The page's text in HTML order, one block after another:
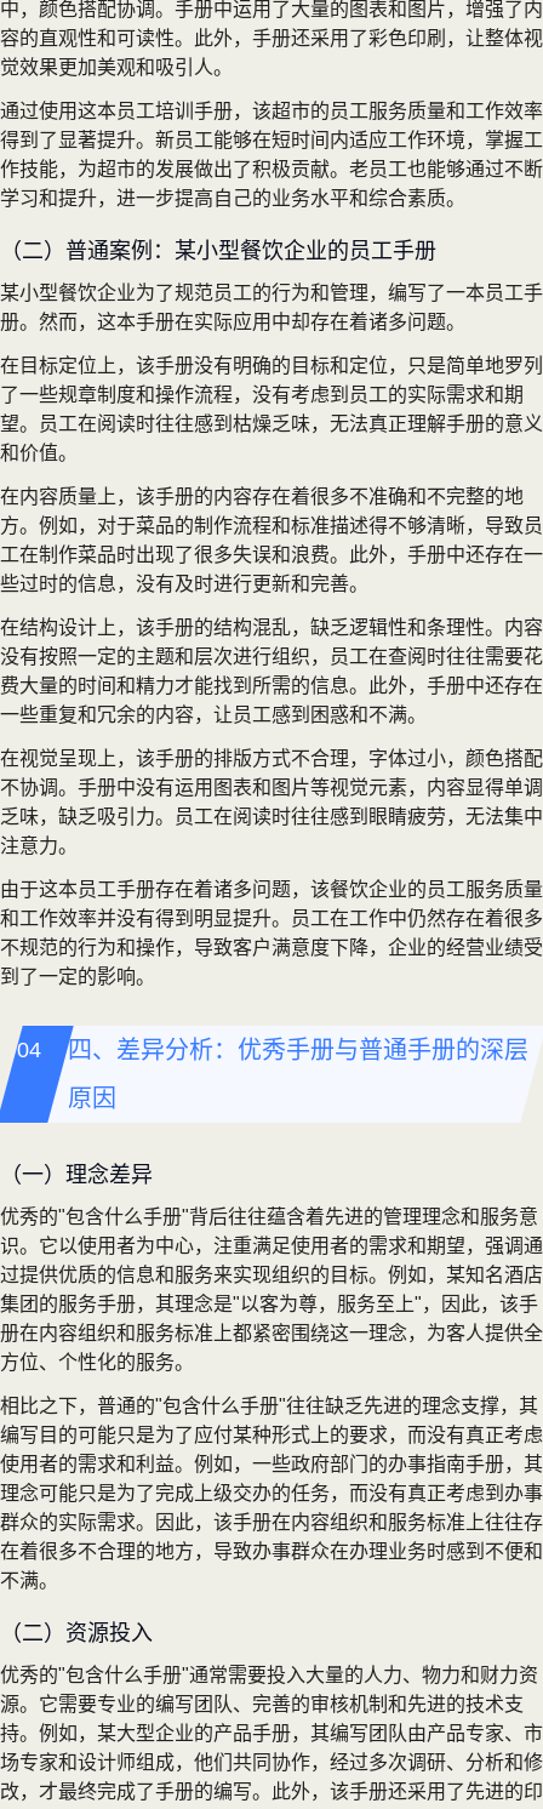
中，颜色搭配协调。手册中运用了大量的图表和图片，增强了内
容的直观性和可读性。此外，手册还采用了彩色印刷，让整体视
觉效果更加美观和吸引人。
通过使用这本员工培训手册，该超市的员工服务质量和工作效率
得到了显著提升。新员工能够在短时间内适应工作环境，掌握工
作技能，为超市的发展做出了积极贡献。老员工也能够通过不断
学习和提升，进一步提高自己的业务水平和综合素质。
（二）普通案例：某小型餐饮企业的员工手册
某小型餐饮企业为了规范员工的行为和管理，编写了一本员工手
册。然而，这本手册在实际应用中却存在着诸多问题。
在目标定位上，该手册没有明确的目标和定位，只是简单地罗列
了一些规章制度和操作流程，没有考虑到员工的实际需求和期
望。员工在阅读时往往感到枯燥乏味，无法真正理解手册的意义
和价值。
在内容质量上，该手册的内容存在着很多不准确和不完整的地
方。例如，对于菜品的制作流程和标准描述得不够清晰，导致员
工在制作菜品时出现了很多失误和浪费。此外，手册中还存在一
些过时的信息，没有及时进行更新和完善。
在结构设计上，该手册的结构混乱，缺乏逻辑性和条理性。内容
没有按照一定的主题和层次进行组织，员工在查阅时往往需要花
费大量的时间和精力才能找到所需的信息。此外，手册中还存在
一些重复和冗余的内容，让员工感到困惑和不满。
在视觉呈现上，该手册的排版方式不合理，字体过小，颜色搭配
不协调。手册中没有运用图表和图片等视觉元素，内容显得单调
乏味，缺乏吸引力。员工在阅读时往往感到眼睛疲劳，无法集中
注意力。
由于这本员工手册存在着诸多问题，该餐饮企业的员工服务质量
和工作效率并没有得到明显提升。员工在工作中仍然存在着很多
不规范的行为和操作，导致客户满意度下降，企业的经营业绩受
到了一定的影响。
四、差异分析：优秀手册与普通手册的深层
原因
（一）理念差异
优秀的"包含什么手册"背后往往蕴含着先进的管理理念和服务意
识。它以使用者为中心，注重满足使用者的需求和期望，强调通
过提供优质的信息和服务来实现组织的目标。例如，某知名酒店
集团的服务手册，其理念是"以客为尊，服务至上"，因此，该手
册在内容组织和服务标准上都紧密围绕这一理念，为客人提供全
方位、个性化的服务。
相比之下，普通的"包含什么手册"往往缺乏先进的理念支撑，其
编写目的可能只是为了应付某种形式上的要求，而没有真正考虑
使用者的需求和利益。例如，一些政府部门的办事指南手册，其
理念可能只是为了完成上级交办的任务，而没有真正考虑到办事
群众的实际需求。因此，该手册在内容组织和服务标准上往往存
在着很多不合理的地方，导致办事群众在办理业务时感到不便和
不满。
（二）资源投入
优秀的"包含什么手册"通常需要投入大量的人力、物力和财力资
源。它需要专业的编写团队、完善的审核机制和先进的技术支
持。例如，某大型企业的产品手册，其编写团队由产品专家、市
场专家和设计师组成，他们共同协作，经过多次调研、分析和修
改，才最终完成了手册的编写。此外，该手册还采用了先进的印